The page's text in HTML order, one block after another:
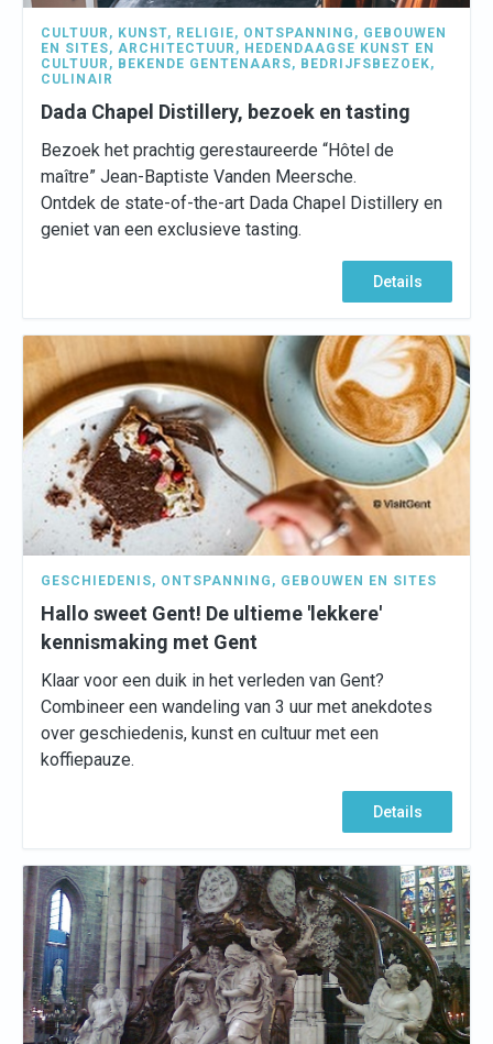
CULTUUR , KUNST, RELIGIE, ONTSPANNING , GEBOUWEN
EN SITES, ARCHITECTUUR , HEDENDAAGSE KUNST EN
CULTUUR , BEKENDE GENTENAARS, BEDRIJFSBEZOEK,
CULINAIR
Dada Chapel Distillery, bezoek en tasting
Bezoek het prachtig gerestaureerde “Hôtel de
maître” Jean-Baptiste Vanden Meersche.
Ontdek de state-of-the-art Dada Chapel Distillery en
geniet van een exclusieve tasting.
Details
GESCHIEDENIS, ONTSPANNING , GEBOUWEN EN SITES
Hallo sweet Gent! De ultieme 'lekkere'
kennismaking met Gent
Klaar voor een duik in het verleden van Gent?
Combineer een wandeling van 3 uur met anekdotes
over geschiedenis, kunst en cultuur met een
koffiepauze.
Details